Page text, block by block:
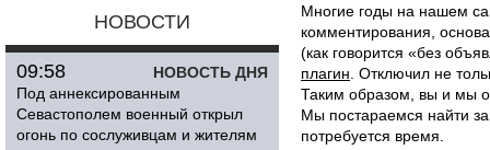
НОВОСТИ
НОВОСТЬ ДНЯ
09:58
Под аннексированным
Севастополем военный открыл
огонь по сослуживцам и жителям
Многие годы на нашем
комментирования,
(как говорится «без
плагин . Отключил не
Таким образом, вы и мы
Мы постараемся найти
потребуется время.